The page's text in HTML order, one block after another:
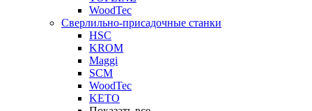
WoodTec
Сверлильно-присадочные станки
HSC
KROM
Maggi
SCM
WoodTec
KETO